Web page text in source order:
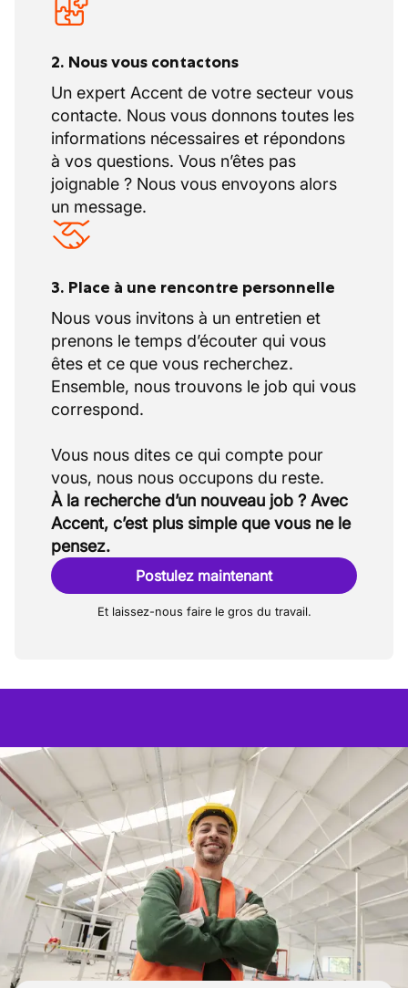
2. Nous vous contactons
Un expert Accent de votre secteur vous
contacte. Nous vous donnons toutes les
informations nécessaires et répondons
à vos questions. Vous n’êtes pas
joignable ? Nous vous envoyons alors
un message.
3. Place à une rencontre personnelle
Nous vous invitons à un entretien et
prenons le temps d’écouter qui vous
êtes et ce que vous recherchez.
Ensemble, nous trouvons le job qui vous
correspond.
Vous nous dites ce qui compte pour
À la recherche d’un nouveau job ? Avec
Accent, c’est plus simple que vous ne le
pensez.
Postulez maintenant
Et laissez-nous faire le gros du travail.